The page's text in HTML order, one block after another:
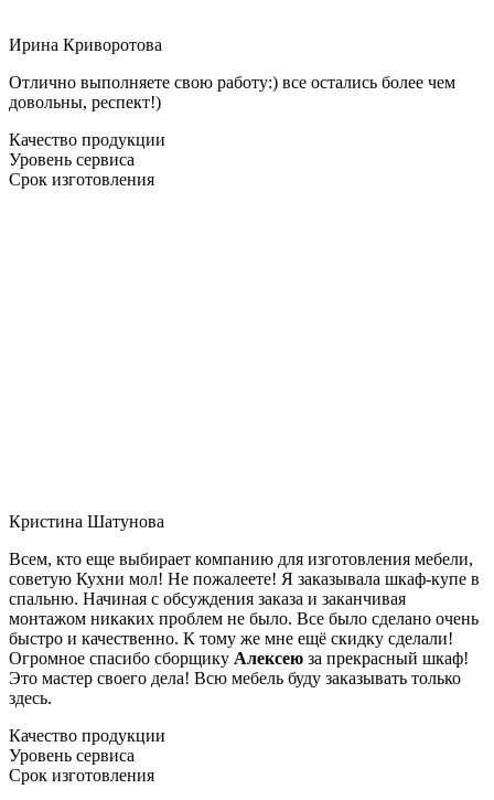
Ирина Криворотова
Отлично выполняете свою работу:) все остались более чем
довольны, респект!)
Качество продукции
Уровень сервиса
Срок изготовления
Кристина Шатунова
Всем, кто еще выбирает компанию для изготовления мебели,
советую Кухни мол! Не пожалеете! Я заказывала шкаф-купе в
спальню. Начиная с обсуждения заказа и заканчивая
монтажом никаких проблем не было. Все было сделано очень
быстро и качественно. К тому же мне ещё скидку сделали!
Огромное спасибо сборщику Алексею за прекрасный шкаф!
Это мастер своего дела! Всю мебель буду заказывать только
здесь.
Качество продукции
Уровень сервиса
Срок изготовления